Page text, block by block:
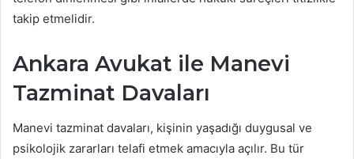
takip etmelidir.
Ankara Avukat ile Manevi
Tazminat Davaları
Manevi tazminat davaları, kişinin yaşadığı duygusal ve
psikolojik zararları telafi etmek amacıyla açılır. Bu tür